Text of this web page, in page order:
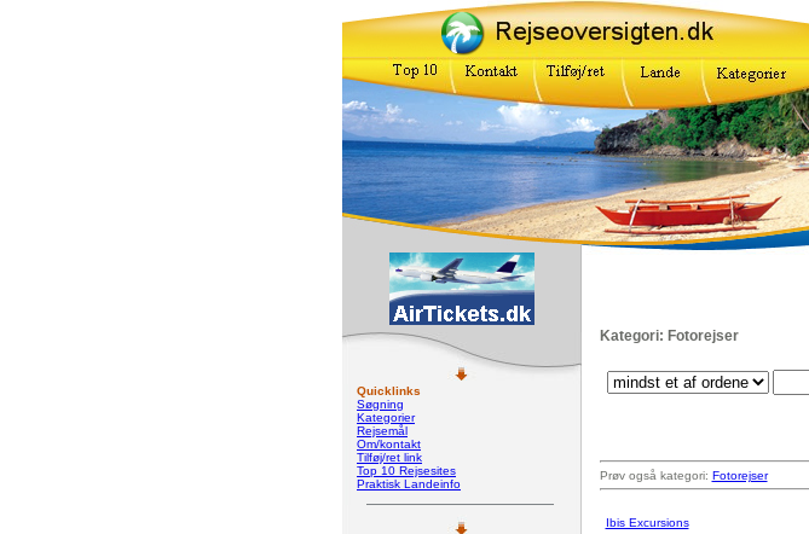
Quicklinks
Søgning
Kategorier
Rejsemål
Om/kontakt
Tilføj/ret link
Top 10 Rejsesites
Praktisk Landeinfo
Kategori: Fotorejser
Prøv også kategori: Fotorejser
Ibis Excursions